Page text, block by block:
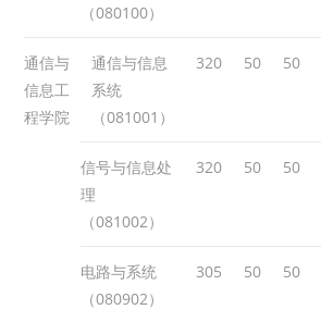
（080100）
通信与
信息工
程学院
通信与信息
系统
（081001）
320 50 50
信号与信息处
理
（081002）
320 50 50
电路与系统
（080902）
305 50 50